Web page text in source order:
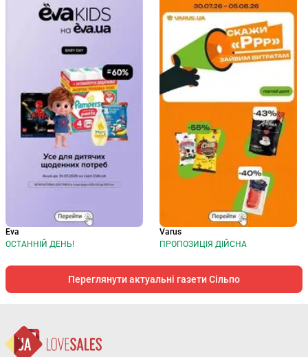
Eva
ОСТАННІЙ ДЕНЬ!
Varus
ПРОПОЗИЦІЯ ДІЙСНА
Переглянути актуальні газети Сільпо